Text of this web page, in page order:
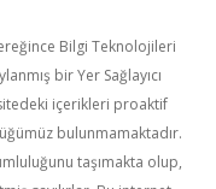
Bilgi Teknolojileri
bir Yer Sağlayıcı
içerikleri proaktif
bulunmamaktadır.
taşımakta olup,